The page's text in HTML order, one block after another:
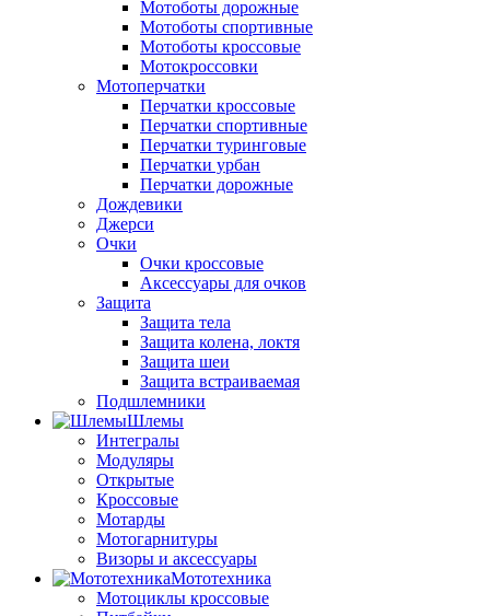
Мотоботы дорожные
Мотоботы спортивные
Мотоботы кроссовые
Мотокроссовки
Мотоперчатки
Перчатки кроссовые
Перчатки спортивные
Перчатки туринговые
Перчатки урбан
Перчатки дорожные
Дождевики
Джерси
Очки
Очки кроссовые
Аксессуары для очков
Защита
Защита тела
Защита колена, локтя
Защита шеи
Защита встраиваемая
Подшлемники
Шлемы
Интегралы
Модуляры
Открытые
Кроссовые
Мотарды
Мотогарнитуры
Визоры и аксессуары
Мототехника
Мотоциклы кроссовые